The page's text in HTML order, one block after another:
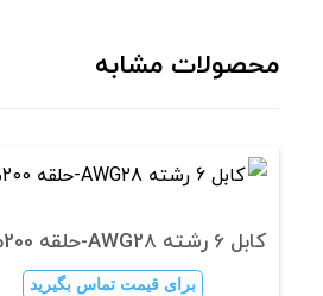
محصولات مشابه
کابل 6 رشته AWG28-حلقه 200متری
برای قیمت تماس بگیرید